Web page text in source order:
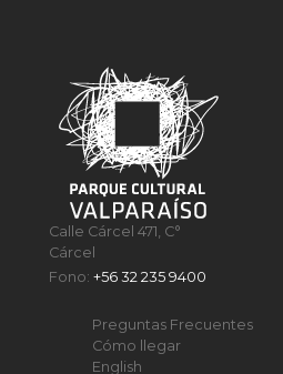
Calle Cárcel 471, C°
Cárcel
Fono:+56 32 235 9400
Preguntas Frecuentes
Cómo llegar
English